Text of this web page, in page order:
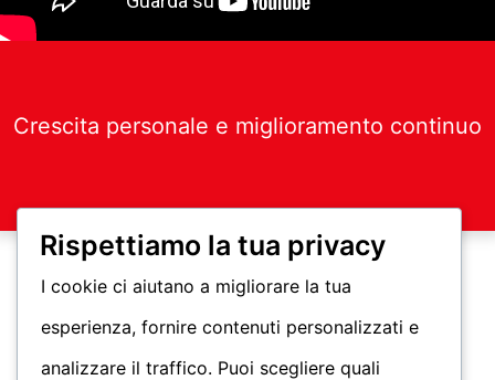
Crescita personale e miglioramento continuo
Rispettiamo la tua privacy
I cookie ci aiutano a migliorare la tua
esperienza, fornire contenuti personalizzati e
analizzare il traffico. Puoi scegliere quali